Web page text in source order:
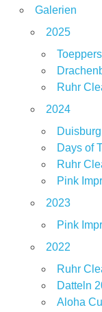
Galerien
2025
Ruhr
2024
Days of
Ruhr
Pink
2023
Pink
2022
Ruhr
Datteln
Aloha